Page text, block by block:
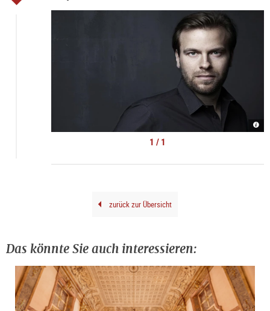
1 / 1
zurück zur Übersicht
Das könnte Sie auch interessieren: